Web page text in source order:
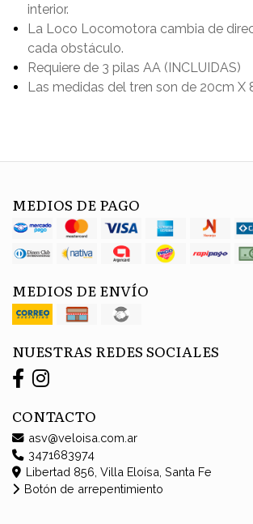
interior.
La Loco Locomotora cambia de
cada obstáculo.
Requiere de 3 pilas AA (INCLUIDAS)
Las medidas del tren son de 20cm X
MEDIOS DE PAGO
MEDIOS DE ENVÍO
NUESTRAS REDES SOCIALES
CONTACTO
asv@veloisa.com.ar
3471683974
Libertad 856, Villa Eloísa, Santa Fe
Botón de arrepentimiento